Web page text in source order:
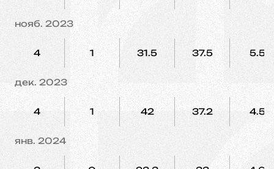
нояб. 2023
4 1 31.5 37.5 5.5
дек. 2023
4 1 42 37.2 4.5
янв. 2024